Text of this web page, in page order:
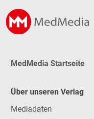
MedMedia Startseite
Über unseren Verlag
Mediadaten